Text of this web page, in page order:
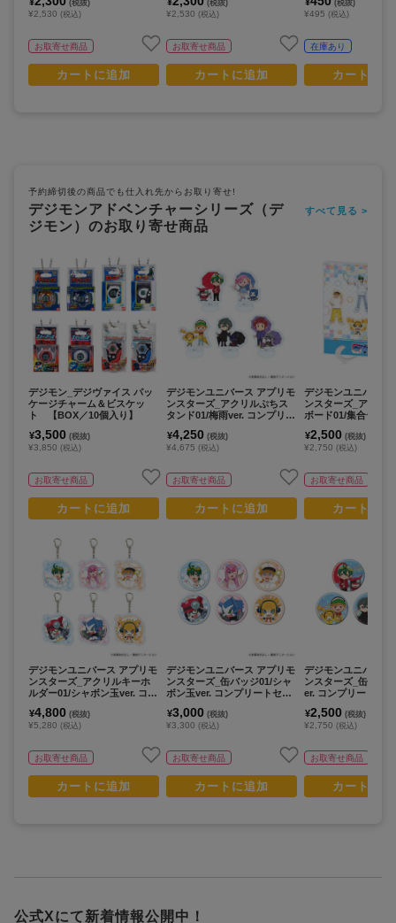
(税抜)
¥2,530 (税込)
お取寄せ商品
カートに追加
(税抜)
¥2,530 (税込)
お取寄せ商品
カートに追加
(税抜)
¥495 (税込)
在庫あり
カートに
予約締切後の商品でも仕入れ先からお取り寄せ!
デジモンアドベンチャーシリーズ（デ
ジモン）のお取り寄せ商品
すべて見る >
デジモン_デジヴァイス パッ
ケージチャーム＆ビスケッ
ト 【BOX／10個入り】
¥3,500 (税抜)
¥3,850 (税込)
お取寄せ商品
カートに追加
デジモンユニバース アプリモ
ンスターズ_アクリルキーホ
ルダー01/シャボン玉ver. コン
下ろしイラスト)【コンプリー
トセット／6個入り】
¥4,800 (税抜)
¥5,280 (税込)
お取寄せ商品
カートに追加
デジモンユニバース アプリモ
ンスターズ_アクリルぷちス
タンド01/梅雨ver. コンプリー
トイラスト)【コンプリートセ
ット／5個入り】
¥4,250 (税抜)
¥4,675 (税込)
お取寄せ商品
カートに追加
デジモンユニバース アプリモ
ンスターズ_缶バッジ01/シャ
ボン玉ver. コンプリートセッ
ト)【コンプリートセット／6
個入り】
¥3,000 (税抜)
¥3,300 (税込)
お取寄せ商品
カートに追加
デジモンユニバース
ンスターズ_アクリ
ボード01/集合デザ
ト)
¥2,500 (税抜)
¥2,750 (税込)
お取寄せ商品
カートに
デジモンユニバース
ンスターズ_缶バッ
er. コンプリートセ
【コンプリートセッ
入り】
¥2,500 (税抜)
¥2,750 (税込)
お取寄せ商品
カートに
公式Xにて新着情報公開中！